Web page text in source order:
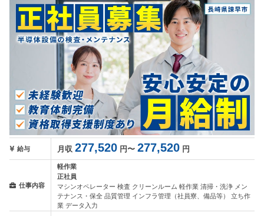
給与 月収 277,520 円〜 277,520 円
仕事内容
軽作業
正社員
マシンオペレーター 検査 クリーンルーム 軽作業 清掃・洗浄 メン
テナンス・保全 品質管理 インフラ管理（社員寮、備品等） 立ち作
業 データ入力